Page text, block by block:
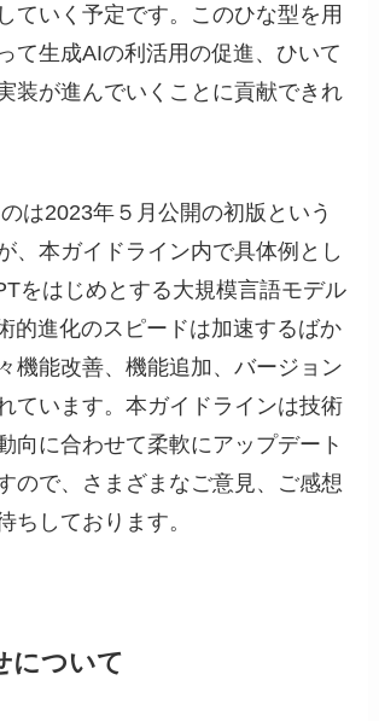
ていく予定です。このひな型を用
て生成AIの利活用の促進、ひいて
装が進んでいくことに貢献できれ
は2023年５月公開の初版という
、本ガイドライン内で具体例とし
をはじめとする大規模言語モデル
的進化のスピードは加速するばか
機能改善、機能追加、バージョン
ています。本ガイドラインは技術
向に合わせて柔軟にアップデート
ので、さまざまなご意見、ご感想
ちしております。
について